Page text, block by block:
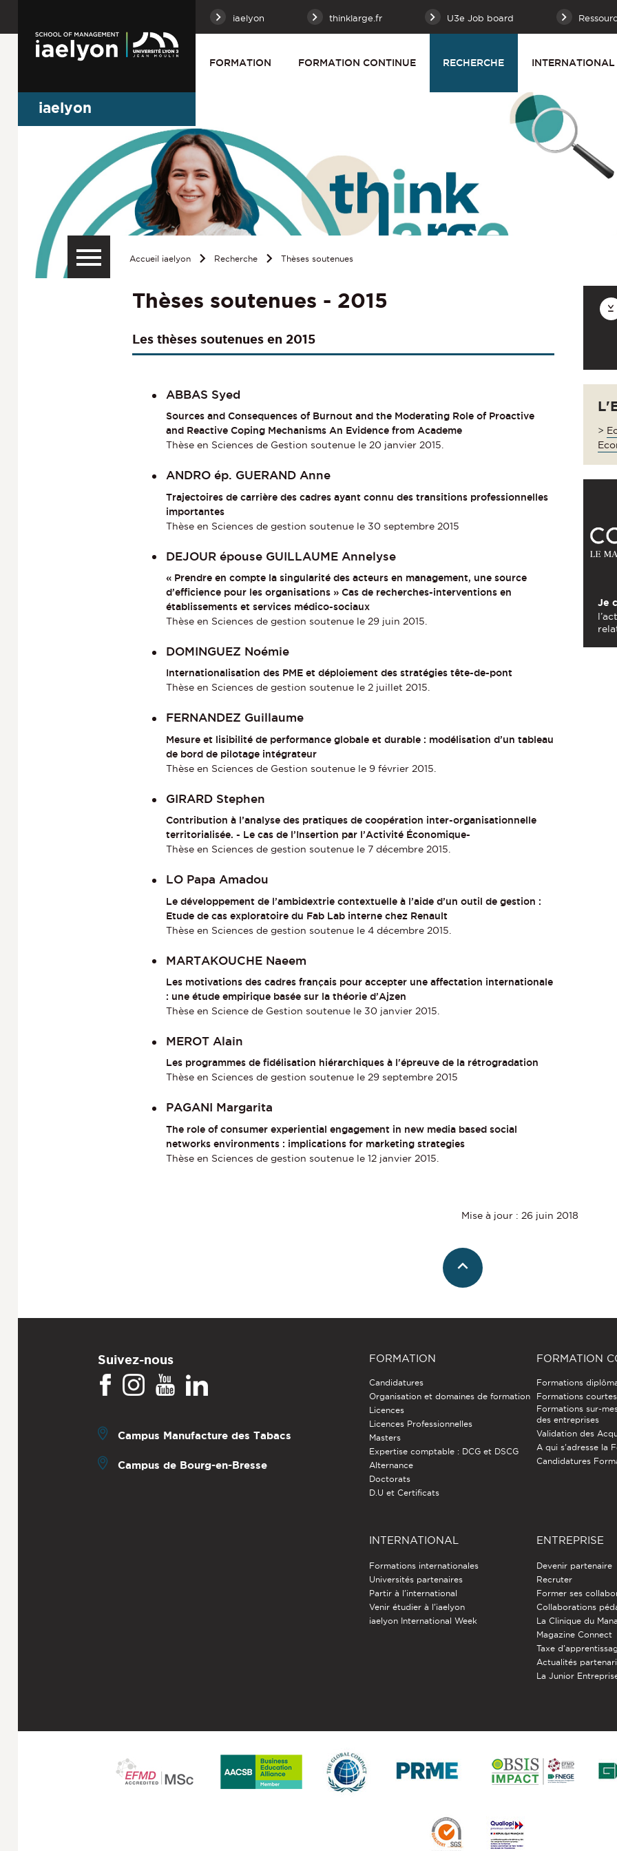
iaelyon thinklarge.fr U3e Job board
FORMATION FORMATION CONTINUE RECHERCHE INTERNATIONAL
iaelyon
Accueil iaelyon Recherche Thèses soutenues
Thèses soutenues - 2015
Les thèses soutenues en 2015
ABBAS Syed
Sources and Consequences of Burnout and the Moderating Role of Proactive
and Reactive Coping Mechanisms An Evidence from Academe
Thèse en Sciences de Gestion soutenue le 20 janvier 2015.
ANDRO ép. GUERAND Anne
Trajectoires de carrière des cadres ayant connu des transitions professionnelles
importantes
Thèse en Sciences de gestion soutenue le 30 septembre 2015
DEJOUR épouse GUILLAUME Annelyse
« Prendre en compte la singularité des acteurs en management, une source
d’efficience pour les organisations » Cas de recherches-interventions en
établissements et services médico-sociaux
Thèse en Sciences de gestion soutenue le 29 juin 2015.
DOMINGUEZ Noémie
Internationalisation des PME et déploiement des stratégies tête-de-pont
Thèse en Sciences de gestion soutenue le 2 juillet 2015.
FERNANDEZ Guillaume
Mesure et lisibilité de performance globale et durable : modélisation d’un tableau
de bord de pilotage intégrateur
Thèse en Sciences de Gestion soutenue le 9 février 2015.
GIRARD Stephen
Contribution à l’analyse des pratiques de coopération inter-organisationnelle
territorialisée. - Le cas de l’Insertion par l’Activité Économique-
Thèse en Sciences de gestion soutenue le 7 décembre 2015.
LO Papa Amadou
Le développement de l’ambidextrie contextuelle à l’aide d’un outil de gestion :
Etude de cas exploratoire du Fab Lab interne chez Renault
Thèse en Sciences de gestion soutenue le 4 décembre 2015.
MARTAKOUCHE Naeem
Les motivations des cadres français pour accepter une affectation internationale
: une étude empirique basée sur la théorie d’Ajzen
Thèse en Science de Gestion soutenue le 30 janvier 2015.
MEROT Alain
Les programmes de fidélisation hiérarchiques à l'épreuve de la rétrogradation
Thèse en Sciences de gestion soutenue le 29 septembre 2015
PAGANI Margarita
The role of consumer experiential engagement in new media based social
networks environments : implications for marketing strategies
Thèse en Sciences de gestion soutenue le 12 janvier 2015.
>
Je
Mise à jour : 26 juin 2018
Suivez-nous
Campus Manufacture des Tabacs
Campus de Bourg-en-Bresse
FORMATION
Candidatures
Organisation et domaines de formation
Licences
Licences Professionnelles
Masters
Expertise comptable : DCG et DSCG
Alternance
Doctorats
D.U et Certificats
FORMATION
Formations
Formations
Formations sur-
des entreprises
Validation des
A qui s'adresse la
Candidatures
INTERNATIONAL
Formations internationales
Universités partenaires
Partir à l'international
Venir étudier à l’iaelyon
iaelyon International Week
ENTREPRISE
Devenir partenaire
Recruter
Former ses
Collaborations
La Clinique du
Magazine Connect
Taxe
Actualités
La Junior